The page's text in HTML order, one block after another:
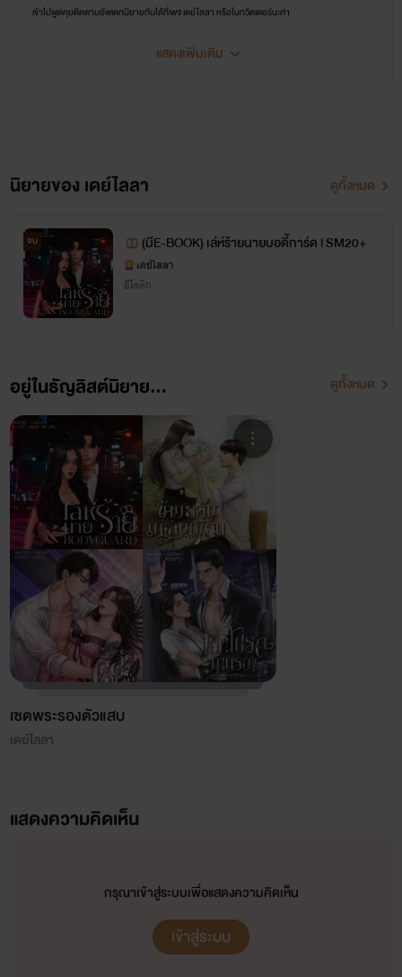
เข้าไปพูดคุยติดตามอัพเดทนิยายกันได้ที่เพจ เดย์ไลลา หรือในทวิตเตอร์นะค่า
แสดงเพิ่มเติม
นิยายของ เดย์ไลลา ดูทั้งหมด
จบ (มีE-BOOK) เล่ห์ร้ายนายบอดี้การ์ด l SM20+
เดย์ไลลา
อีโรติก
อยู่ในธัญลิสต์นิยาย... ดูทั้งหมด
เซตพระรองตัวแสบ
เดย์ไลลา
แสดงความคิดเห็น
กรุณาเข้าสู่ระบบเพื่อแสดงความคิดเห็น
เข้าสู่ระบบ